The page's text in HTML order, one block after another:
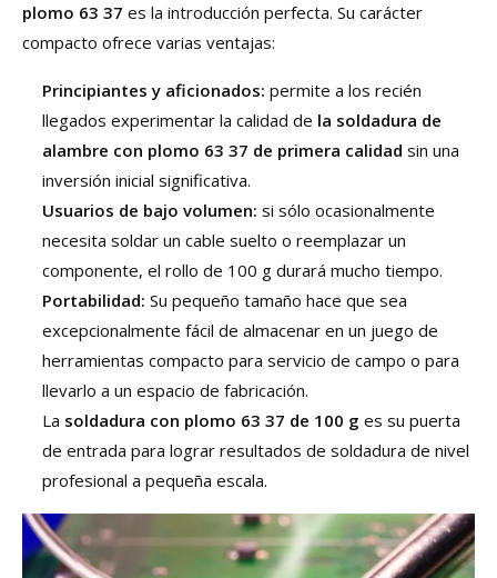
plomo 63 37 es la introducción perfecta. Su carácter
compacto ofrece varias ventajas:
Principiantes y aficionados: permite a los recién
llegados experimentar la calidad de la soldadura de
alambre con plomo 63 37 de primera calidad sin una
inversión inicial significativa.
Usuarios de bajo volumen: si sólo ocasionalmente
necesita soldar un cable suelto o reemplazar un
componente, el rollo de 100 g durará mucho tiempo.
Portabilidad: Su pequeño tamaño hace que sea
excepcionalmente fácil de almacenar en un juego de
herramientas compacto para servicio de campo o para
llevarlo a un espacio de fabricación.
La soldadura con plomo 63 37 de 100 g es su puerta
de entrada para lograr resultados de soldadura de nivel
profesional a pequeña escala.